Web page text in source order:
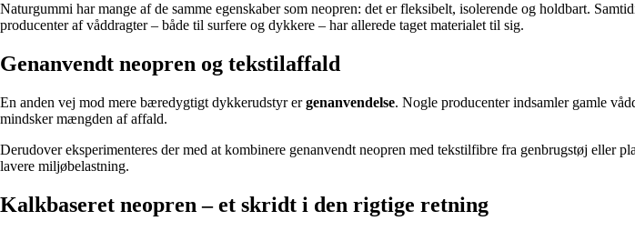
Naturgummi har mange af de samme egenskaber som neopren: det er fleksibelt, isolerende og holdbart.
producenter af våddragter – både til surfere og dykkere – har allerede taget materialet til sig.
Genanvendt neopren og tekstilaffald
En anden vej mod mere bæredygtigt dykkerudstyr ergenanvendelse. Nogle producenter indsamler gamle
mindsker mængden af affald.
Derudover eksperimenteres der med at kombinere genanvendt neopren med tekstilfibre fra genbrugstøj eller
lavere miljøbelastning.
Kalkbaseret neopren – et skridt i den rigtige retning